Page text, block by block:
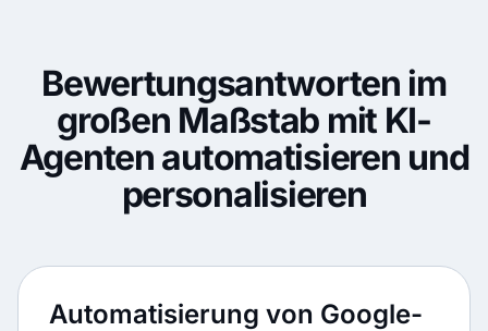
Bewertungsantworten im
großen Maßstab mit KI-
Agenten automatisieren und
personalisieren
Automatisierung von Google-